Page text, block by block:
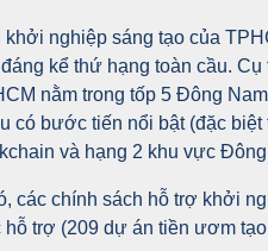
khởi nghiệp sáng tạo của
kể thứ hạng toàn cầu.
nằm trong tốp 5 Đông
có bước tiến nổi bật (đặc
và hạng 2 khu vực
các chính sách hỗ trợ khởi
trợ (209 dự án tiền ươm